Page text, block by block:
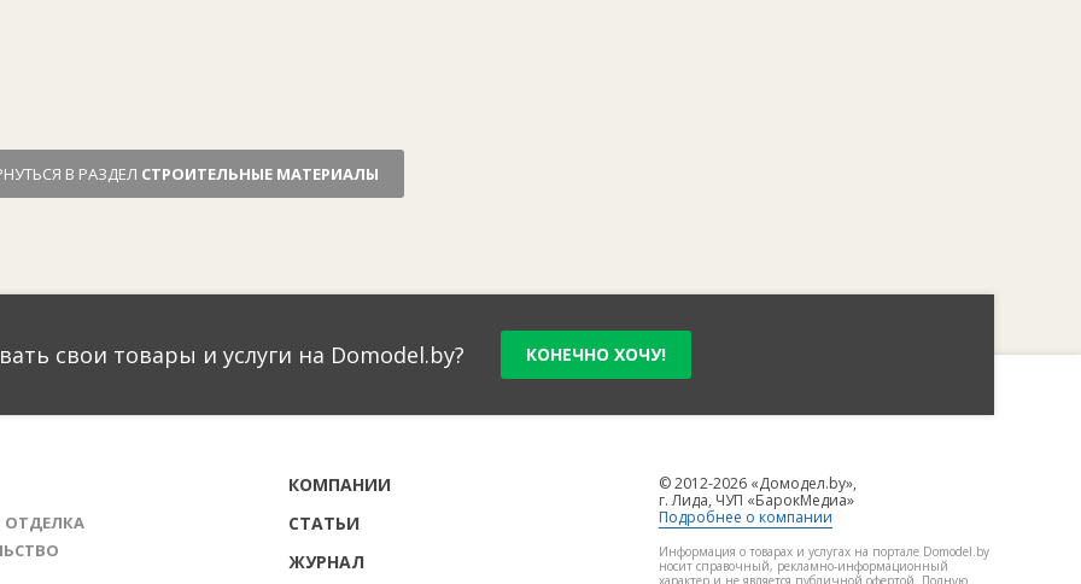
В РАЗДЕЛ СТРОИТЕЛЬНЫЕ МАТЕРИАЛЫ
свои товары и услуги на Domodel.by? КОНЕЧНО ХОЧУ!
ОТДЕЛКА
КОМПАНИИ
СТАТЬИ
ЖУРНАЛ
© 2012-2026 «Домодел.by»,
г. Лида, ЧУП «БарокМедиа»
Подробнее о компании
Информация о товарах и услугах на портале Domodel.by
носит справочный, рекламно-информационный
характер и не является публичной офертой. Полную